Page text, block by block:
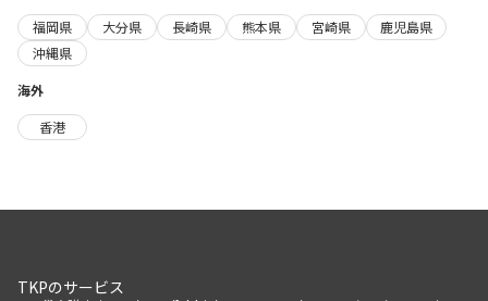
福岡県
大分県 長崎県 熊本県 宮崎県
鹿児島県
沖縄県
海外
香港
TKPのサービス